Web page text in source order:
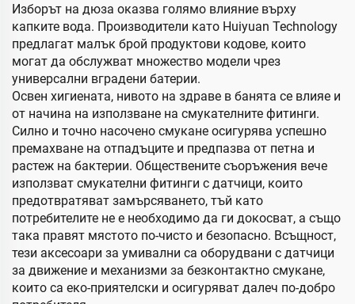
Изборът на дюза оказва голямо влияние върху
капките вода. Производители като Huiyuan Technology
предлагат малък брой продуктови кодове, които
могат да обслужват множество модели чрез
универсални вградени батерии.
Освен хигиената, нивото на здраве в банята се влияе и
от начина на използване на смукателните фитинги.
Силно и точно насочено смукане осигурява успешно
премахване на отпадъците и предпазва от петна и
растеж на бактерии. Обществените съоръжения вече
използват смукателни фитинги с датчици, които
предотвратяват замърсяването, тъй като
потребителите не е необходимо да ги докосват, а също
така правят мястото по-чисто и безопасно. Всъщност,
тези аксесоари за умивални са оборудвани с датчици
за движение и механизми за безконтактно смукане,
които са еко-приятелски и осигуряват далеч по-добро